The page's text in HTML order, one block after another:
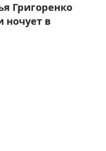
Григоренко
ночует в